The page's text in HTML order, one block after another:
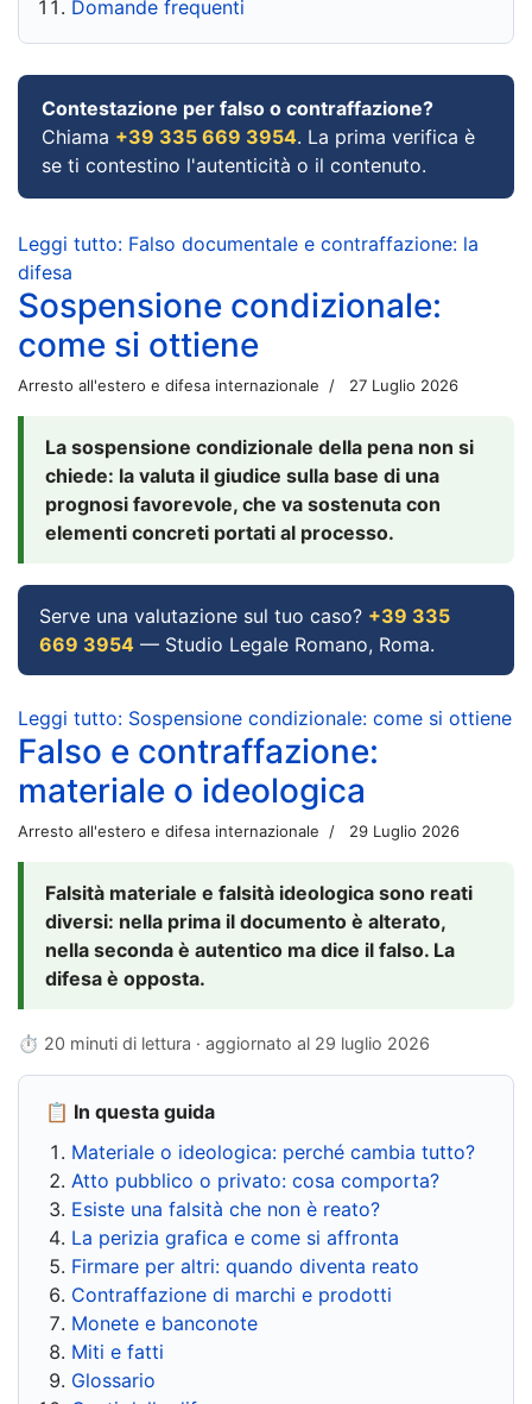
Domande frequenti
Contestazione per falso o contraffazione?
Chiama +39 335 669 3954. La prima verifica è
se ti contestino l'autenticità o il contenuto.
Leggi tutto: Falso documentale e contraffazione: la
difesa
Sospensione condizionale:
come si ottiene
Arresto all'estero e difesa internazionale 27 Luglio 2026
La sospensione condizionale della pena non si
chiede: la valuta il giudice sulla base di una
prognosi favorevole, che va sostenuta con
elementi concreti portati al processo.
Serve una valutazione sul tuo caso? +39 335
669 3954 — Studio Legale Romano, Roma.
Leggi tutto: Sospensione condizionale: come si ottiene
Falso e contraffazione:
materiale o ideologica
Arresto all'estero e difesa internazionale 29 Luglio 2026
Falsità materiale e falsità ideologica sono reati
diversi: nella prima il documento è alterato,
nella seconda è autentico ma dice il falso. La
difesa è opposta.
⏱ 20 minuti di lettura · aggiornato al 29 luglio 2026
📋 In questa guida
Materiale o ideologica: perché cambia tutto?
Atto pubblico o privato: cosa comporta?
Esiste una falsità che non è reato?
La perizia grafica e come si affronta
Firmare per altri: quando diventa reato
Contraffazione di marchi e prodotti
Monete e banconote
Miti e fatti
Glossario